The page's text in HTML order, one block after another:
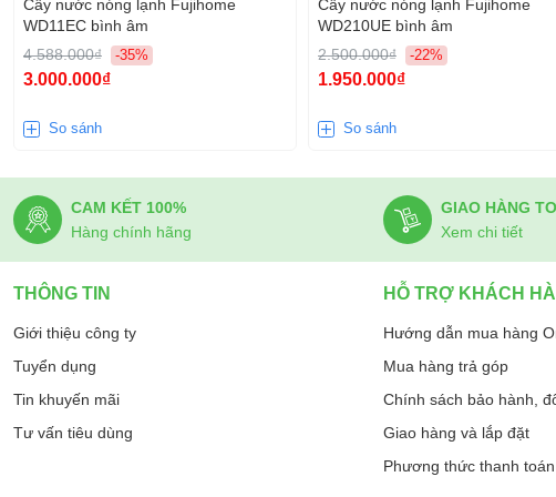
Thiết kế hiện đại, tiện nghi và độ bền cao, hoạt động ổn định, Fujihome
các nhu cầu sử dụng nước nóng như pha trà, pha sữa cho trẻ em hay
Cây nước nóng lạnh Fujihome
WD11EC bình âm
4.588.000₫
-35%
3.000.000₫
So sánh
Cây nước nóng lạnh Fujihome
WD210UE bình âm
2.500.000₫
-22%
1.950.000₫
So sánh
CAM KẾT 100%
Hàng chính hãng
GIAO HÀNG
Xem chi tiết
THÔNG TIN
Giới thiệu công ty
Tuyển dụng
Tin khuyến mãi
Tư vấn tiêu dùng
HỖ TRỢ KHÁCH
Hướng dẫn mua hàng
Mua hàng trả góp
Chính sách bảo hành,
Giao hàng và lắp đặt
Phương thức thanh toán